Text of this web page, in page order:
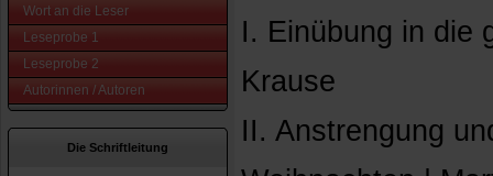
Wort an die Leser
Leseprobe 1
Leseprobe 2
Autorinnen / Autoren
Die Schriftleitung
I. Einübung in die
Krause
II. Anstrengung